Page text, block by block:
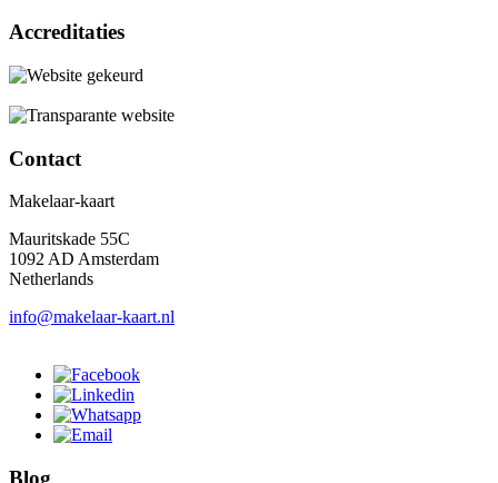
Accreditaties
Contact
Makelaar-kaart
Mauritskade 55C
1092 AD Amsterdam
Netherlands
info@makelaar-kaart.nl
Blog